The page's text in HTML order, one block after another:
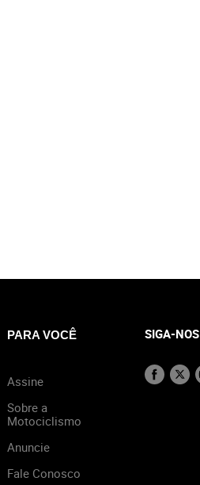
PARA VOCÊ
Assine
Sobre a
Motociclismo
Anuncie
Fale Conosco
SIGA-NOS